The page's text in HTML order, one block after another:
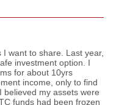
want to share. Last year,
investment option. I
for about 10yrs
income, only to find
my assets were
funds had been frozen